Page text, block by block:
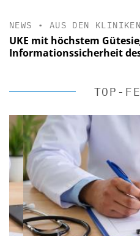
NEWS • AUS DEN KLINIKEN
UKE mit höchstem
Informationssicherheit
TOP-